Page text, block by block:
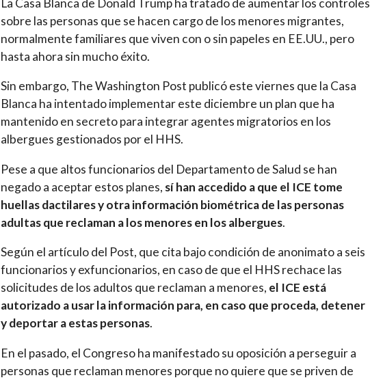
La Casa Blanca de Donald Trump ha tratado de aumentar los controles
sobre las personas que se hacen cargo de los menores migrantes,
normalmente familiares que viven con o sin papeles en EE.UU., pero
hasta ahora sin mucho éxito.
Sin embargo, The Washington Post publicó este viernes que la Casa
Blanca ha intentado implementar este diciembre un plan que ha
mantenido en secreto para integrar agentes migratorios en los
albergues gestionados por el HHS.
Pese a que altos funcionarios del Departamento de Salud se han
negado a aceptar estos planes, sí han accedido a que el ICE tome
huellas dactilares y otra información biométrica de las personas
adultas que reclaman a los menores en los albergues.
Según el artículo del Post, que cita bajo condición de anonimato a seis
funcionarios y exfuncionarios, en caso de que el HHS rechace las
solicitudes de los adultos que reclaman a menores, el ICE está
autorizado a usar la información para, en caso que proceda, detener
y deportar a estas personas.
En el pasado, el Congreso ha manifestado su oposición a perseguir a
personas que reclaman menores porque no quiere que se priven de